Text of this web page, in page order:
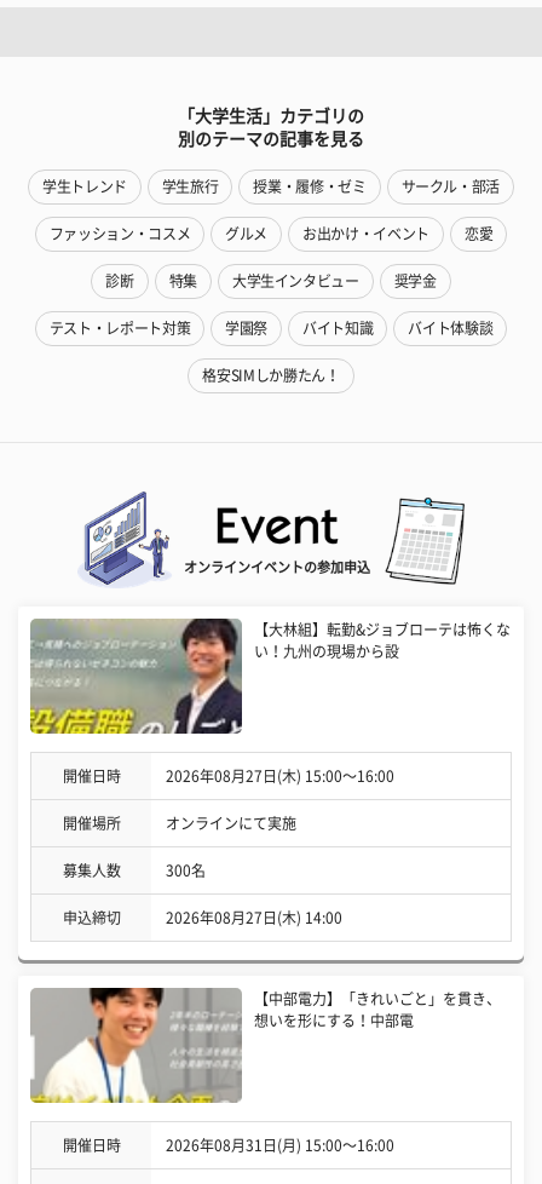
「大学生活」カテゴリの
別のテーマの記事を見る
学生トレンド 学生旅行 授業・履修・ゼミ サークル・部活
ファッション・コスメ グルメ お出かけ・イベント 恋愛
診断 特集 大学生インタビュー 奨学金
テスト・レポート対策 学園祭 バイト知識 バイト体験談
格安SIMしか勝たん！
オンラインイベントの参加申込
【大林組】転勤&ジョブローテは怖くな
い！九州の現場から設
開催日時 2026年08月27日(木) 15:00〜16:00
開催場所 オンラインにて実施
募集人数 300名
申込締切 2026年08月27日(木) 14:00
【中部電力】「きれいごと」を貫き、
想いを形にする！中部電
開催日時 2026年08月31日(月) 15:00〜16:00